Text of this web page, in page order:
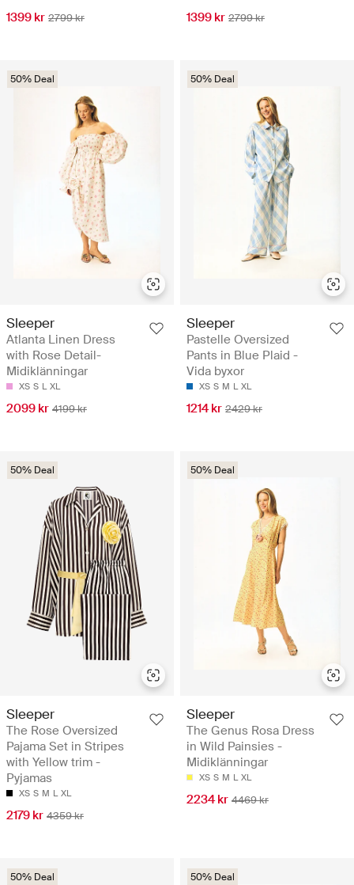
1399 kr 2799 kr 1399 kr 2799 kr
50% Deal
Sleeper
Atlanta Linen Dress
with Rose Detail-
Midiklänningar
XS S L XL
2099 kr 4199 kr
50% Deal
Sleeper
Pastelle Oversized
Pants in Blue Plaid -
Vida byxor
XS S M L XL
1214 kr 2429 kr
50% Deal
Sleeper
The Rose Oversized
Pajama Set in Stripes
with Yellow trim -
Pyjamas
XS S M L XL
2179 kr 4359 kr
50% Deal
Sleeper
The Genus Rosa Dress
in Wild Painsies -
Midiklänningar
XS S M L XL
2234 kr 4469 kr
50% Deal 50% Deal